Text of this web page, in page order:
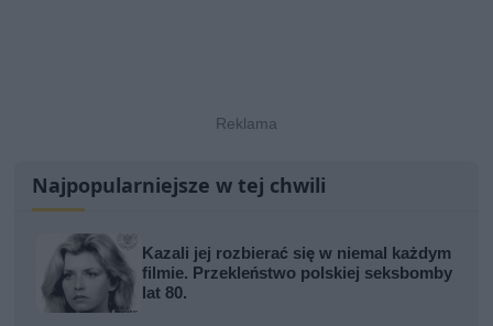
Najpopularniejsze w tej chwili
Kazali jej rozbierać się w niemal każdym
filmie. Przekleństwo polskiej seksbomby
lat 80.